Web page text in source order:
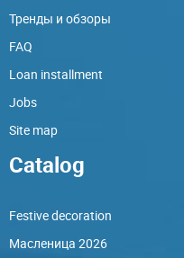
Тренды и обзоры
FAQ
Loan installment
Jobs
Site map
Catalog
Festive decoration
Масленица 2026